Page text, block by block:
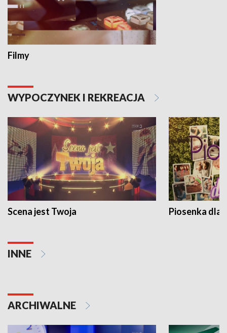
Filmy
WYPOCZYNEK I REKREACJA
Scena jest Twoja Piosenka dla
INNE
ARCHIWALNE